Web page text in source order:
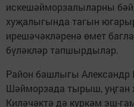
искешәйморзалыларны
хуҗалыгында тагын
ирешәчәкләренә өмет
бүләкләр тапшырдылар.
Район башлыгы Александр
Шәйморзада тырыш, уңган
Киләчәктә дә күркәм эш-